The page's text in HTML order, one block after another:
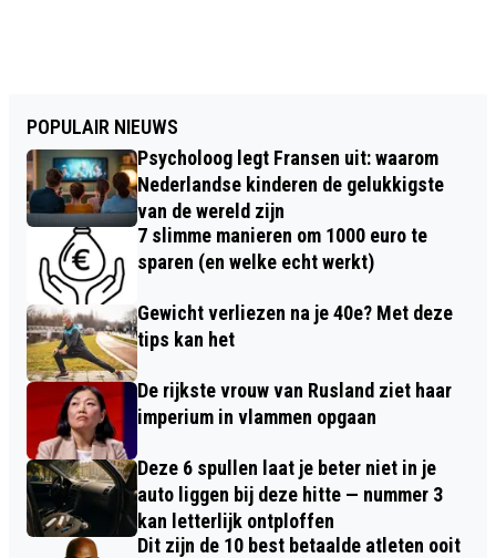
POPULAIR NIEUWS
Psycholoog legt Fransen uit: waarom
Nederlandse kinderen de gelukkigste
van de wereld zijn
7 slimme manieren om 1000 euro te
sparen (en welke echt werkt)
Gewicht verliezen na je 40e? Met deze
tips kan het
De rijkste vrouw van Rusland ziet haar
imperium in vlammen opgaan
Deze 6 spullen laat je beter niet in je
auto liggen bij deze hitte — nummer 3
kan letterlijk ontploffen
Dit zijn de 10 best betaalde atleten ooit